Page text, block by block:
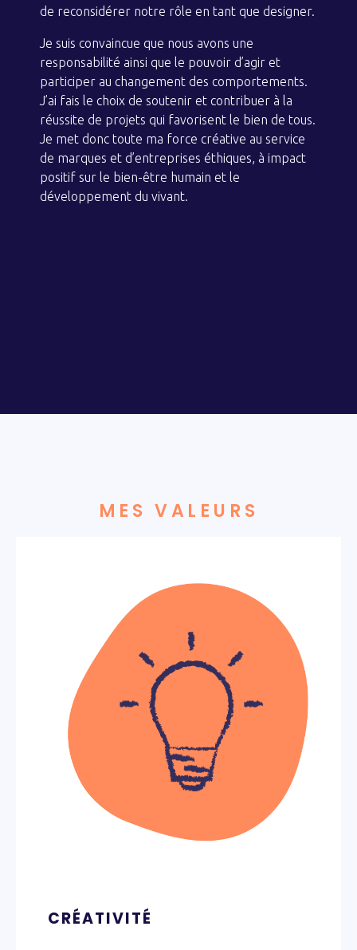
de reconsidérer notre rôle en tant que designer.
Je suis convaincue que nous avons une
responsabilité ainsi que le pouvoir d’agir et
participer au changement des comportements.
J’ai fais le choix de soutenir et contribuer à la
réussite de projets qui favorisent le bien de tous.
Je met donc toute ma force créative au service
de marques et d’entreprises éthiques, à impact
positif sur le bien-être humain et le
développement du vivant.
MES VALEURS
CRÉATIVITÉ